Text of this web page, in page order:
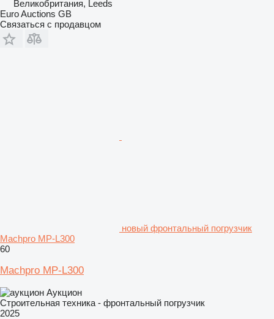
Великобритания, Leeds
Euro Auctions GB
Связаться с продавцом
новый фронтальный погрузчик
Machpro MP-L300
60
Machpro MP-L300
Аукцион
Строительная техника - фронтальный погрузчик
2025